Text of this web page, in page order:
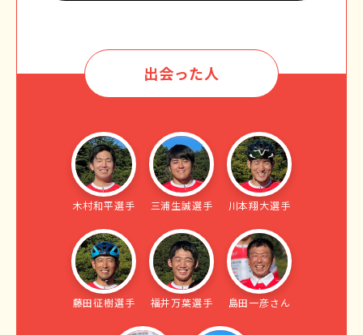
出会った人
木村和平選手 三浦生誠選手 川本翔大選手
藤田征樹選手 福井万葉選手 島田一彦さん